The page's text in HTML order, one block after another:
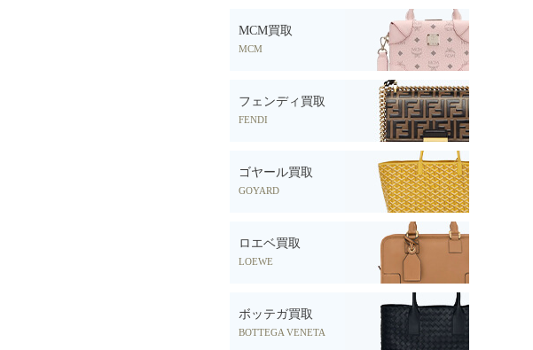
MCM買取
MCM
フェンディ買取
FENDI
ゴヤール買取
GOYARD
ロエベ買取
LOEWE
ボッテガ買取
BOTTEGA VENETA